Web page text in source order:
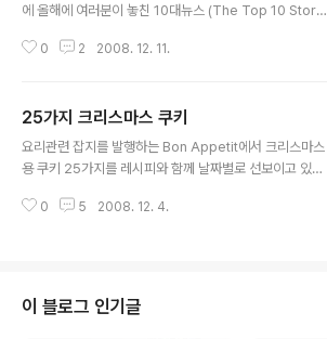
에 올해에 여러분이 놓친 10대뉴스 (The Top 10 Storie
이중 흥미로운 내용이 있어서 몇개만 간략히 살펴보겠습니
지 크게 주목받지 못한 큰 뉴스가 여럿 있었는데 그중 10가
지 뉴스를 포린폴리시가 선정했습니다. 미국의 외교관련
내용이라 우리에게는 잘 알려지지 않고 생소한 내용이지만
ghanistan Starts Early 포린폴리시가 꼽은 첫번째 뉴스
0 2 2008. 12. 11.
25가지 크리스마스 쿠키
요리관련 잡지를 발행하는 Bon Appetit에서 크리스마스
용 쿠키 25가지를 레시피와 함께 날짜별로 선보이고 있습
있습니다. 보기도 예쁘고 아주 먹음직스러워 보이는군요.
0 5 2008. 12. 4.
이 블로그 인기글